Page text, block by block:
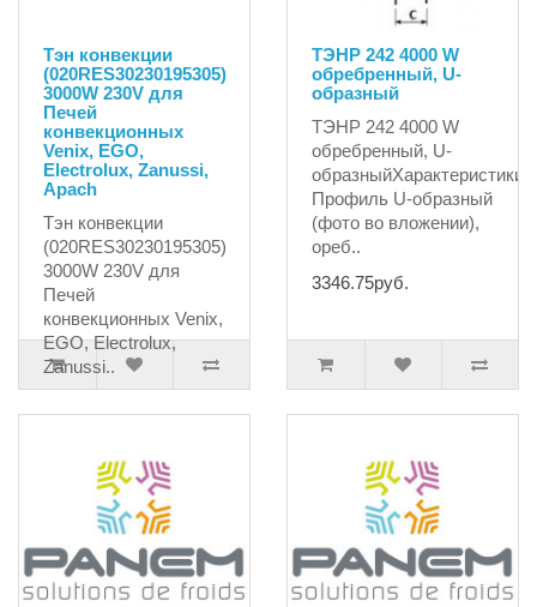
Тэн конвекции
(020RES30230195305)
3000W 230V для
Печей
конвекционных
Venix, EGO,
Electrolux, Zanussi,
Apach
Тэн конвекции
(020RES30230195305)
3000W 230V для
Печей
конвекционных Venix,
EGO, Electrolux,
Zanussi..
ТЭНР 242 4000 W
обребренный, U-
образный
ТЭНР 242 4000 W
обребренный, U-
Профиль U-образный
(фото во вложении),
ореб..
3346.75руб.